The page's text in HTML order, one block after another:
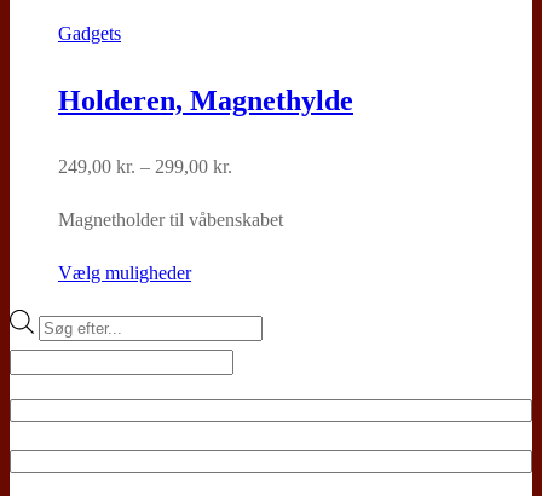
Gadgets
Holderen, Magnethylde
249,00 kr. – 299,00 kr.
til
Magnetholder til våbenskabet
Vælg mulighederDette
har
flere
varianter.
kan
Products